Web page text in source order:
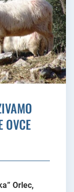
OVCE
Orlec,